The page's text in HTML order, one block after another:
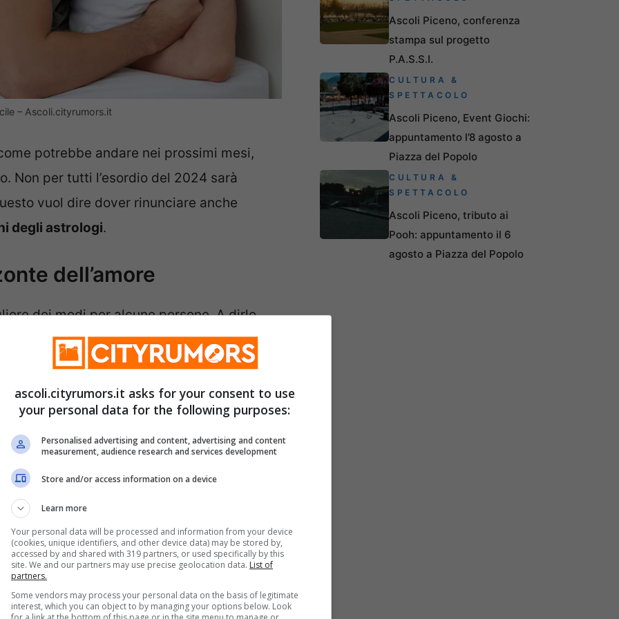
– Ascoli.cityrumors.it
potrebbe andare nei prossimi mesi,
Non per tutti l’esordio del 2024 sarà
vuol dire dover rinunciare anche
degli astrologi.
dell’amore
dei modi per alcune persone. A dirlo
quel che sono leindicazioni dell’Oroscopo
semplicemente di indicazioni, che però non
vengono formulate in un ambito tutt’altro
per chi – secondo le previsioni dello
punto di vista dell’amore,allora
Ascoli Piceno, conferenza
stampa sul progetto
P.A.S.S.I.
CULTURA &
SPETTACOLO
Ascoli Piceno, Event Giochi:
appuntamento l’8 agosto a
Piazza del Popolo
CULTURA &
SPETTACOLO
Ascoli Piceno, tributo ai
Pooh: appuntamento il 6
agosto a Piazza del Popolo
ascoli.cityrumors.it asks for your consent to use
your personal data for the following purposes:
Personalised advertising and content, advertising and content
measurement, audience research and services development
Store and/or access information on a device
Learn more
Your personal data will be processed and information from your device
(cookies, unique identifiers, and other device data) may be stored by,
accessed by and shared with 319 partners, or used specifically by this
site. We and our partners may use precise geolocation data. List of
partners.
Some vendors may process your personal data on the basis of legitimate
interest, which you can object to by managing your options below. Look